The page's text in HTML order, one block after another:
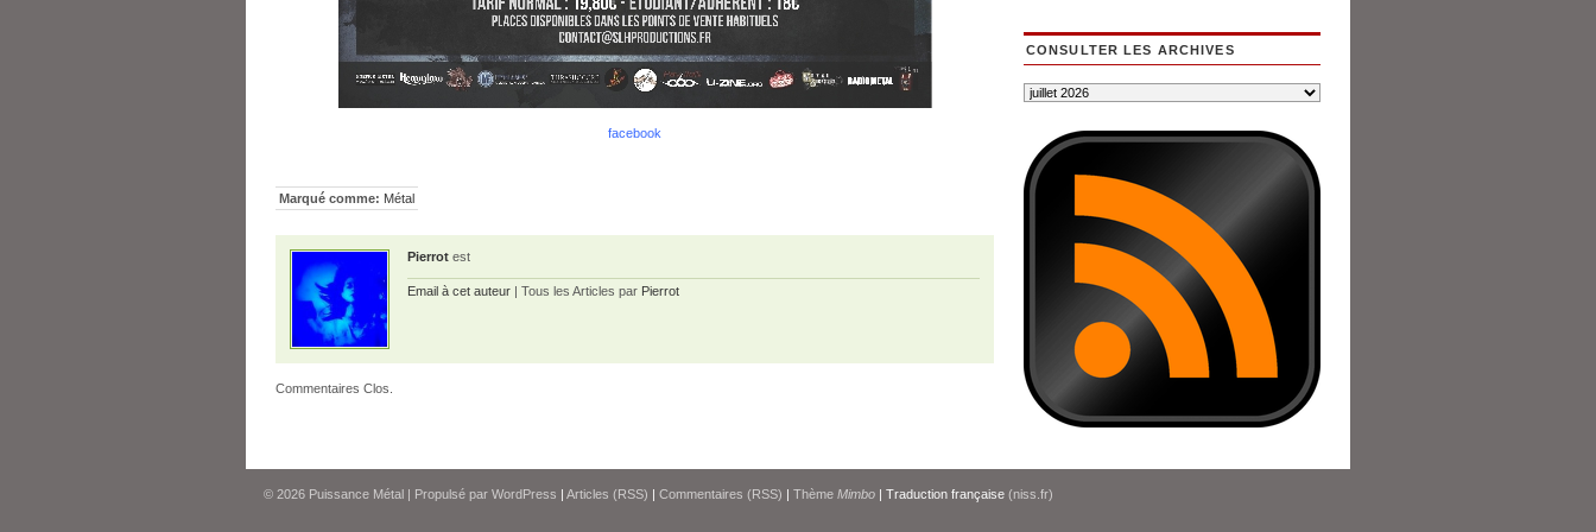
facebook
Marqué comme: Métal
Pierrot est
Email à cet auteur | Tous les Articles par Pierrot
Commentaires Clos.
CONSULTER LES ARCHIVES
© 2026 Puissance Métal | Propulsé par WordPress | Articles (RSS) | Commentaires (RSS) | Thème Mimbo | Traduction française (niss.fr)